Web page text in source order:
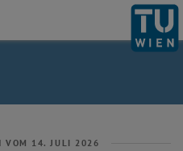
VOM 14. JULI 2026